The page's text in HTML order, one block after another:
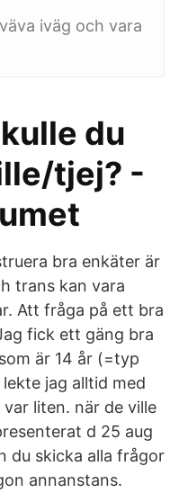
iväg och vara
du
tjej? -
bra enkäter är
trans kan vara
Att fråga på ett bra
fick ett gäng bra
är 14 år (=typ
jag alltid med
liten. när de ville
d 25 aug
du skicka alla frågor
annanstans.